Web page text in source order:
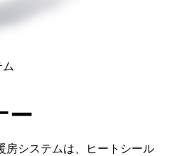
ー
房システムは、ヒートシール